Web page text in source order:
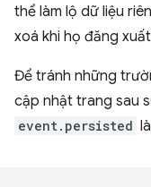
thể làm lộ dữ liệu
xoá khi họ đăng
Để tránh những
cập nhật trang sau
event.persisted là